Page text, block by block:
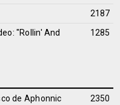
2187
"Rollin' And
1285
de Aphonnic
2350